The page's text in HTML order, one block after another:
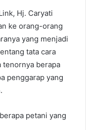
Hj. Caryati
ke orang-orang
yang menjadi
tata cara
tenornya berapa
penggarap yang
petani yang